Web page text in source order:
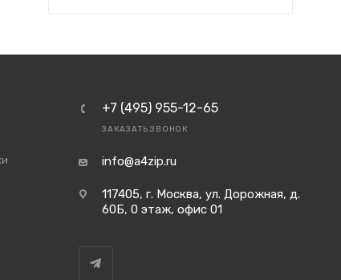
+7 (495) 955-12-65
ЗАКАЗАТЬ ЗВОНОК
info@a4zip.ru
117405, г. Москва, ул. Дорожная, д.
60Б, 0 этаж, офис 01